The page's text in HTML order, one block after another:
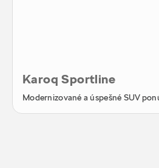
Karoq Sportline
Modernizované a úspešné SUV